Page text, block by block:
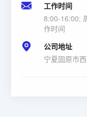
工作时间
8:00-16:00;
作时间
公司地址
宁夏固原市